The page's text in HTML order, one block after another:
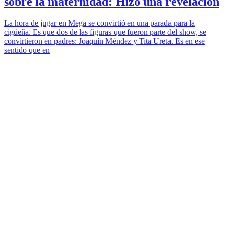
La hora de jugar en Mega se convirtió en una parada para la
cigüeña. Es que dos de las figuras que fueron parte del show, se
convirtieron en padres: Joaquín Méndez y Tita Ureta. Es en ese
sentido que en